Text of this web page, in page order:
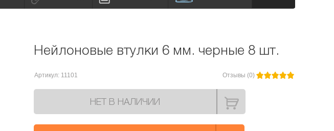
Нейлоновые втулки 6 мм. черные 8 шт.
Артикул: 11101 Отзывы (0)
НЕТ В НАЛИЧИИ